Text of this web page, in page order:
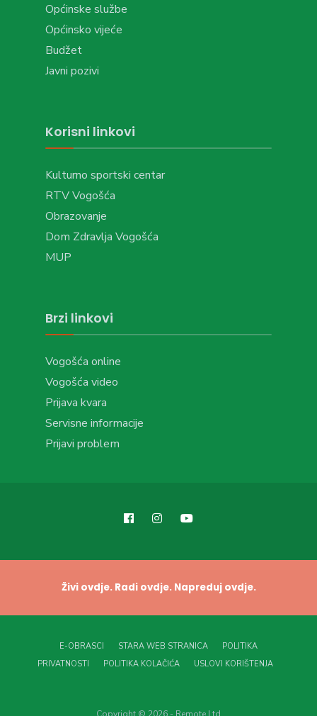
Općinske službe
Općinsko vijeće
Budžet
Javni pozivi
Korisni linkovi
Kulturno sportski centar
RTV Vogošća
Obrazovanje
Dom Zdravlja Vogošća
MUP
Brzi linkovi
Vogošća online
Vogošća video
Prijava kvara
Servisne informacije
Prijavi problem
Živi ovdje. Radi ovdje. Napreduj ovdje.
E-OBRASCI STARA WEB STRANICA
POLITIKA
PRIVATNOSTI
POLITIKA KOLAČIĆA USLOVI KORIŠTENJA
Copyright © 2026 - Remote Ltd